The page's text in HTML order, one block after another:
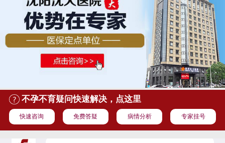
不孕不育疑问快速解决，点这里
快速咨询 免费答疑 病情分析 专家挂号